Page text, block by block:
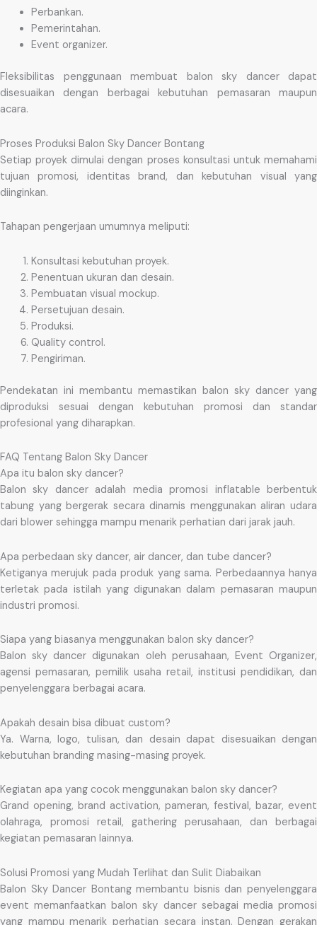
Perbankan.
Pemerintahan.
Event organizer.
Fleksibilitas penggunaan membuat balon sky dancer dapat
disesuaikan dengan berbagai kebutuhan pemasaran maupun
acara.
Proses Produksi Balon Sky Dancer Bontang
Setiap proyek dimulai dengan proses konsultasi untuk memahami
tujuan promosi, identitas brand, dan kebutuhan visual yang
diinginkan.
Tahapan pengerjaan umumnya meliputi:
Konsultasi kebutuhan proyek.
Penentuan ukuran dan desain.
Pembuatan visual mockup.
Persetujuan desain.
Produksi.
Quality control.
Pengiriman.
Pendekatan ini membantu memastikan balon sky dancer yang
diproduksi sesuai dengan kebutuhan promosi dan standar
profesional yang diharapkan.
FAQ Tentang Balon Sky Dancer
Apa itu balon sky dancer?
Balon sky dancer adalah media promosi inflatable berbentuk
tabung yang bergerak secara dinamis menggunakan aliran udara
dari blower sehingga mampu menarik perhatian dari jarak jauh.
Apa perbedaan sky dancer, air dancer, dan tube dancer?
Ketiganya merujuk pada produk yang sama. Perbedaannya hanya
terletak pada istilah yang digunakan dalam pemasaran maupun
industri promosi.
Siapa yang biasanya menggunakan balon sky dancer?
Balon sky dancer digunakan oleh perusahaan, Event Organizer,
agensi pemasaran, pemilik usaha retail, institusi pendidikan, dan
penyelenggara berbagai acara.
Apakah desain bisa dibuat custom?
Ya. Warna, logo, tulisan, dan desain dapat disesuaikan dengan
kebutuhan branding masing-masing proyek.
Kegiatan apa yang cocok menggunakan balon sky dancer?
Grand opening, brand activation, pameran, festival, bazar, event
olahraga, promosi retail, gathering perusahaan, dan berbagai
kegiatan pemasaran lainnya.
Solusi Promosi yang Mudah Terlihat dan Sulit Diabaikan
Balon Sky Dancer Bontang membantu bisnis dan penyelenggara
event memanfaatkan balon sky dancer sebagai media promosi
yang mampu menarik perhatian secara instan. Dengan gerakan